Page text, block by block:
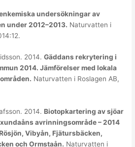
undersökningar av
under 2012–2013. Naturvatten i
2014.Gäddans rekrytering i
2014. Jämförelser med lokala
Naturvatten i Roslagen AB,
2014. Biotopkartering av sjöar
avrinningsområde – 2014
Vibyån, Fjätursbäcken,
och Ormstaån. Naturvatten i